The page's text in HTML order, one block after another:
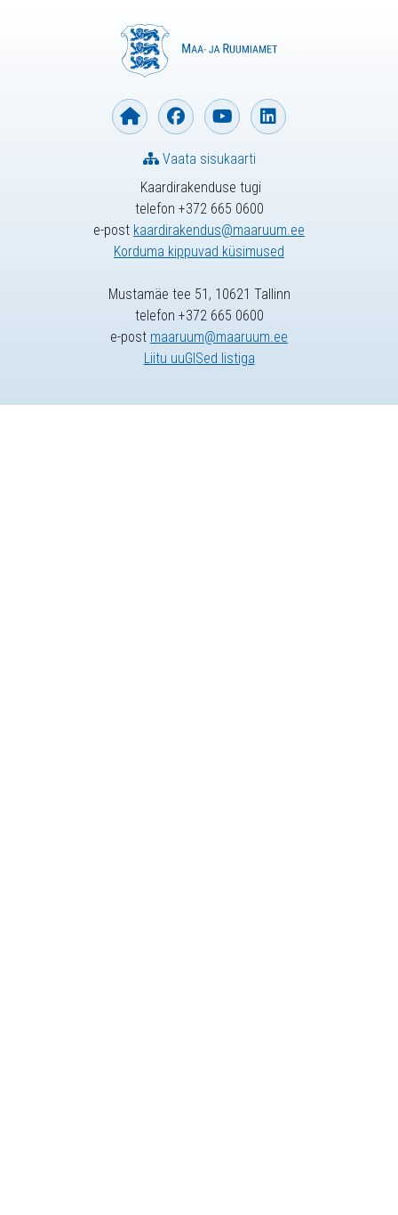
Kaardirakenduse tugi
telefon +372 665 0600
e-post kaardirakendus@maaruum.ee
Korduma kippuvad küsimused
Vaata sisukaarti
Mustamäe tee 51, 10621 Tallinn
telefon +372 665 0600
e-post maaruum@maaruum.ee
Liitu uuGISed listiga